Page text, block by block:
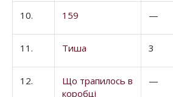
10. 159 —
11. Тиша 3
12.
Що трапилось в
коробці
—